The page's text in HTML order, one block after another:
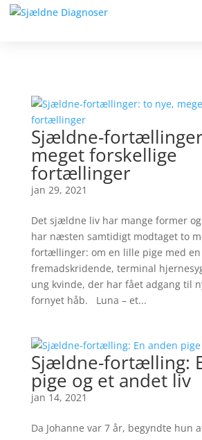
Sjældne-
meget forskellige
fortællinger
jan 29, 2021
Det sjældne liv har mange former
har næsten samtidigt modtaget to
fortællinger: om en lille pige med en
fremadskridende, terminal
ung kvinde, der har fået adgang til
fornyet håb. Luna – et...
Sjældne-fortælling:
pige og et andet liv
jan 14, 2021
Da Johanne var 7 år, begyndte hun